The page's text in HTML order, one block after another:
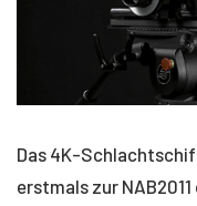
Das 4K-
erstmals zur